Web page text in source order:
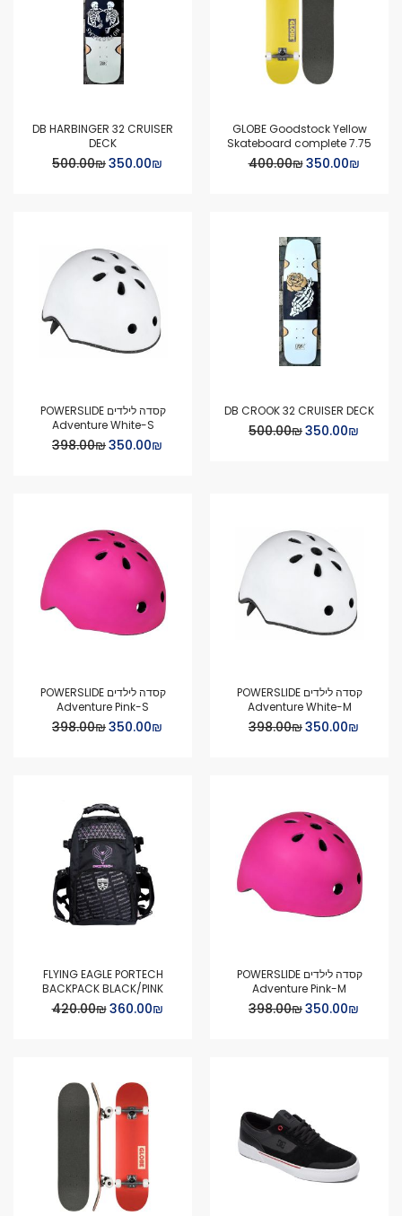
GLOBE Goodstock Yellow
Skateboard complete 7.75
Special
₪‏350.00
₪‏400.00
DB HARBINGER 32 CRUISER
DECK
Special
₪‏350.00
₪‏500.00
DB CROOK 32 CRUISER DECK
Special
₪‏350.00
₪‏500.00
קסדה לילדים POWERSLIDE
Adventure White-S
Special
₪‏350.00
₪‏398.00
קסדה לילדים POWERSLIDE
Adventure White-M
Special
₪‏350.00
₪‏398.00
קסדה לילדים POWERSLIDE
Adventure Pink-S
Special
₪‏350.00
₪‏398.00
קסדה לילדים POWERSLIDE
Adventure Pink-M
Special
₪‏350.00
₪‏398.00
FLYING EAGLE PORTECH
BACKPACK BLACK/PINK
Special
₪‏360.00
₪‏420.00